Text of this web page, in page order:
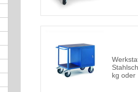
kg oder